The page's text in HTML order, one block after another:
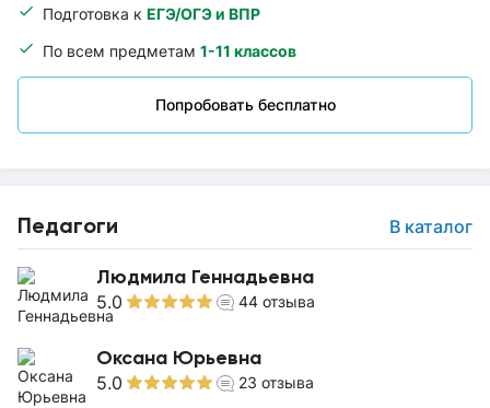
Подготовка к ЕГЭ/ОГЭ и ВПР
По всем предметам 1-11 классов
Попробовать бесплатно
Педагоги В каталог
Людмила Геннадьевна
5.0 44 отзыва
Оксана Юрьевна
5.0 23 отзыва